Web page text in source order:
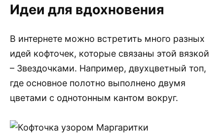
Идеи для вдохновения
В интернете можно встретить много разных
идей кофточек, которые связаны этой вязкой
– Звездочками. Например, двухцветный топ,
где основное полотно выполнено двумя
цветами с однотонным кантом вокруг.